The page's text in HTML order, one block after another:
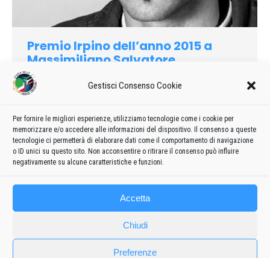
Gestisci Consenso Cookie
Per fornire le migliori esperienze, utilizziamo tecnologie come i cookie per
memorizzare e/o accedere alle informazioni del dispositivo. Il consenso a queste
tecnologie ci permetterà di elaborare dati come il comportamento di navigazione
o ID unici su questo sito. Non acconsentire o ritirare il consenso può influire
negativamente su alcune caratteristiche e funzioni.
Accetta
Chiudi
Preferenze
Premio Irpino dell’anno 2015 a
Massimiliano Salvatore
2015
Premiato il capitano Massimiliano Salvatore, pilota delle
sono di questa terra. La passione per il volo è nata su queste
colline, guardando il cielo solcato dagli aerei”.